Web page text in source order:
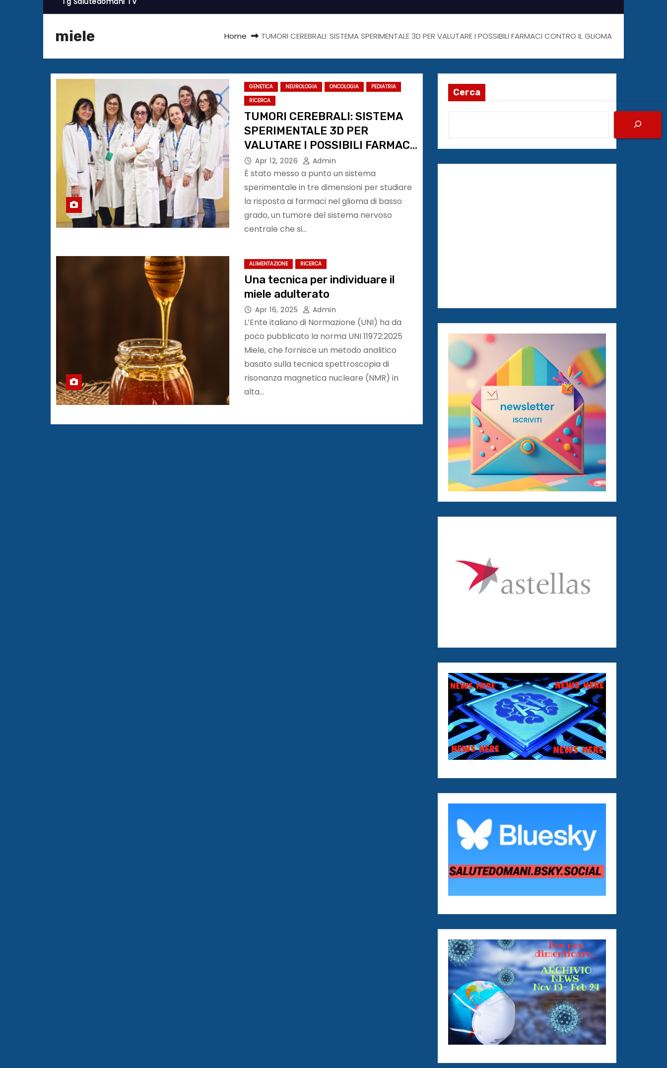
miele Home TUMORI CEREBRALI: SISTEMA SPERIMENTALE 3D PER VALUTARE I POSSIBILI FARMACI CONTRO IL GLIOMA
GENETICA NEUROLOGIA ONCOLOGIA
PEDIATRIA
RICERCA
TUMORI CEREBRALI: SISTEMA
SPERIMENTALE 3D PER
VALUTARE I POSSIBILI FARMACI
CONTRO IL GLIOMA
Apr 12, 2026 Admin
È stato messo a punto un sistema
sperimentale in tre dimensioni per studiare
la risposta ai farmaci nel glioma di basso
grado, un tumore del sistema nervoso
centrale che si…
ALIMENTAZIONE RICERCA
Una tecnica per individuare il
miele adulterato
Apr 16, 2025 Admin
L’Ente italiano di Normazione (UNI) ha da
poco pubblicato la norma UNI 11972:2025
Miele, che fornisce un metodo analitico
basato sulla tecnica spettroscopia di
risonanza magnetica nucleare (NMR) in
alta…
Cerca